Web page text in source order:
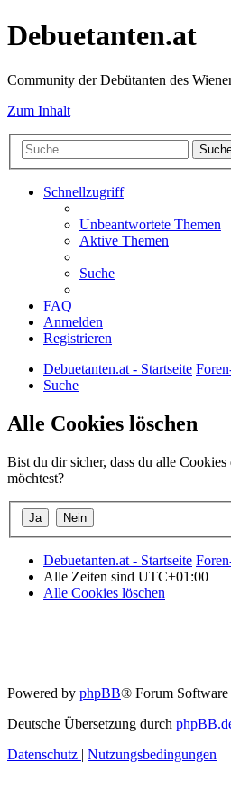
Debuetanten.at
Community der Debütanten des
Zum Inhalt
Schnellzugriff
Unbeantwortete Themen
Aktive Themen
Suche
FAQ
Anmelden
Registrieren
Debuetanten.at - Startseite
Suche
Alle Cookies löschen
Bist du dir sicher, dass du alle Cookies
möchtest?
Debuetanten.at - Startseite
Alle Zeiten sind UTC+01:00
Alle Cookies löschen
Powered by phpBB® Forum
Deutsche Übersetzung durch
Datenschutz | Nutzungsbedingungen